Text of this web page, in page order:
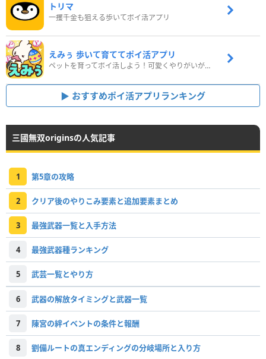
トリマ
一攫千金も狙える歩いてポイ活アプリ
えみぅ 歩いて育ててポイ活アプリ
ペットを育ってポイ活しよう！可愛くやりがいがある新感覚アプリ
おすすめポイ活アプリランキング
三國無双originsの人気記事
1 第5章の攻略
2 クリア後のやりこみ要素と追加要素まとめ
3 最強武器一覧と入手方法
4 最強武器種ランキング
5 武芸一覧とやり方
6 武器の解放タイミングと武器一覧
7 陳宮の絆イベントの条件と報酬
8 劉備ルートの真エンディングの分岐場所と入り方